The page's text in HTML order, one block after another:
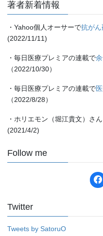
著者新着情報
・Yahoo個人オーサーで抗が
(2022/11/11)
・毎日医療プレミアの連載で
（2022/10/30）
・毎日医療プレミアの連載で
（2022/8/28）
・ホリエモン（堀江貴文）さ
(2021/4/2)
Follow me
Twitter
Tweets by SatoruO